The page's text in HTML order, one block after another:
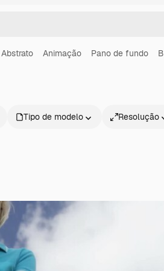
Abstrato Animação Pano de fundo
Tipo de modelo Resolução
Produtos